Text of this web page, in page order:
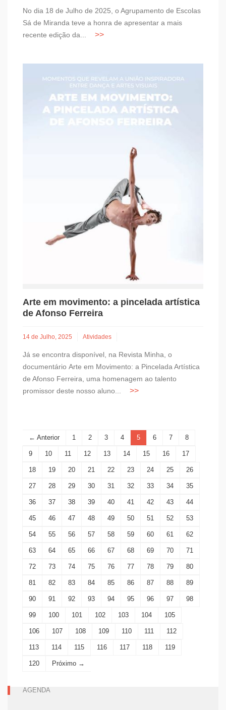
No dia 18 de Julho de 2025, o Agrupamento de Escolas
Sá de Miranda teve a honra de apresentar a mais
recente edição da...
Arte em movimento: a pincelada artística
de Afonso Ferreira
14 de Julho, 2025 Atividades
Já se encontra disponível, na Revista Minha, o
documentário Arte em Movimento: a Pincelada Artística
de Afonso Ferreira, uma homenagem ao talento
promissor deste nosso aluno...
← Anterior 1 2 3 4 5 6 7 8
9 10 11 12 13 14 15 16 17
18 19 20 21 22 23 24 25 26
27 28 29 30 31 32 33 34 35
36 37 38 39 40 41 42 43 44
45 46 47 48 49 50 51 52 53
54 55 56 57 58 59 60 61 62
63 64 65 66 67 68 69 70 71
72 73 74 75 76 77 78 79 80
81 82 83 84 85 86 87 88 89
90 91 92 93 94 95 96 97 98
99 100 101 102 103 104 105
106 107 108 109 110 111 112
113 114 115 116 117 118 119
120 Próximo →
AGENDA